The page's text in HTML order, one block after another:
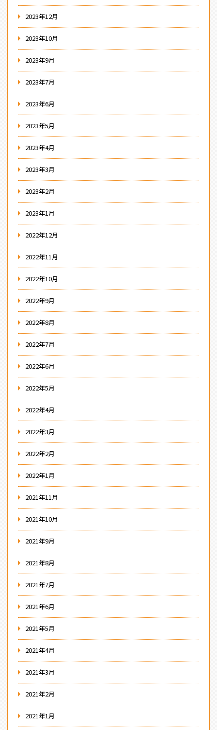
2023年12月
2023年10月
2023年9月
2023年7月
2023年6月
2023年5月
2023年4月
2023年3月
2023年2月
2023年1月
2022年12月
2022年11月
2022年10月
2022年9月
2022年8月
2022年7月
2022年6月
2022年5月
2022年4月
2022年3月
2022年2月
2022年1月
2021年11月
2021年10月
2021年9月
2021年8月
2021年7月
2021年6月
2021年5月
2021年4月
2021年3月
2021年2月
2021年1月